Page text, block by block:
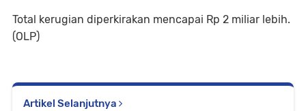
Total kerugian diperkirakan mencapai Rp 2 miliar lebih.
(OLP)
Artikel Selanjutnya